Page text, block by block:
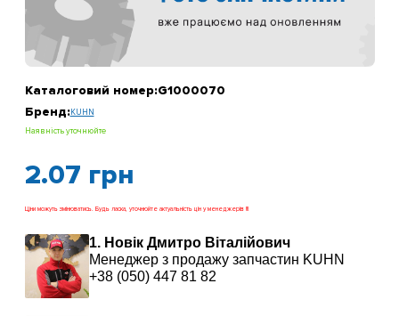
Каталоговий номер:G1000070
Бренд:KUHN
Наявність уточнюйте
2.07 грн
Ціни можуть змінюватись. Будь ласка, уточнюйте актуальність цін у менеджерів !!!
1. Новік Дмитро Віталійович
Менеджер з продажу запчастин KUHN
+38 (050) 447 81 82